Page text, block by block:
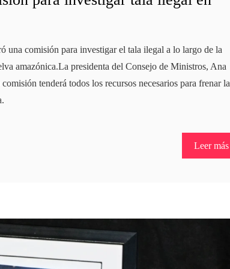
una comisión para investigar el tala ilegal a lo largo de la
amazónica.La presidenta del Consejo de Ministros, Ana
tenderá todos los recursos necesarios para frenar la
Leer más